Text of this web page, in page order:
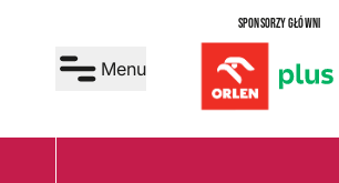
Menu
SPONSORZY GŁÓWNI